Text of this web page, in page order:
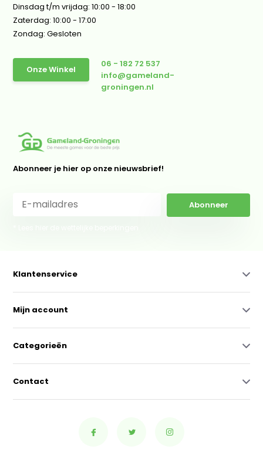
Dinsdag t/m vrijdag: 10:00 - 18:00
Zaterdag: 10:00 - 17:00
Zondag: Gesloten
Onze Winkel
06 - 182 72 537
info@gameland-
groningen.nl
Abonneer je hier op onze nieuwsbrief!
Abonneer
Klantenservice
Mijn account
Categorieën
Contact